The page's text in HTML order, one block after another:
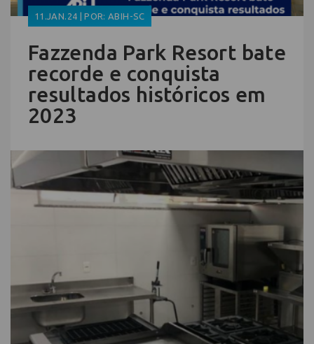
11.JAN.24 | POR: ABIH-SC
Fazzenda Park Resort bate
recorde e conquista
resultados históricos em
2023